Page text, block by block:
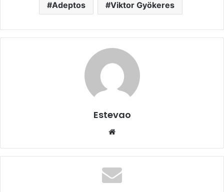
Adeptos Viktor Gyökeres
Estevao
Website